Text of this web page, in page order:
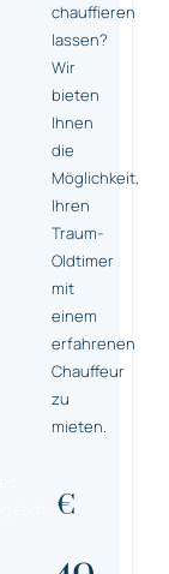
chauffieren
lassen?
Wir
bieten
Ihnen
die
Möglichkeit,
Ihren
Traum-
Oldtimer
mit
einem
erfahrenen
Chauffeur
zu
mieten.
€